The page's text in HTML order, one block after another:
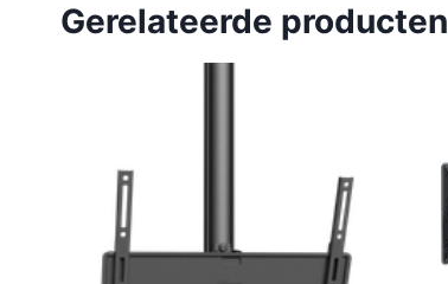
Gerelateerde producten